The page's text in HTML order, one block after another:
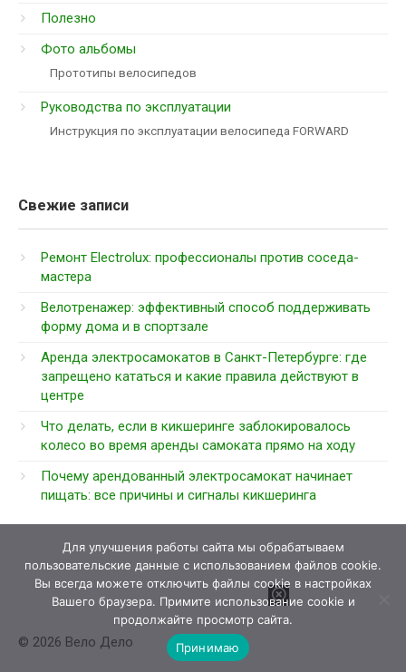
Полезно
Фото альбомы
Прототипы велосипедов
Руководства по эксплуатации
Инструкция по эксплуатации велосипеда FORWARD
Свежие записи
Ремонт Electrolux: профессионалы против соседа-
мастера
Велотренажер: эффективный способ поддерживать
форму дома и в спортзале
Аренда электросамокатов в Санкт-Петербурге: где
запрещено кататься и какие правила действуют в
центре
Что делать, если в кикшеринге заблокировалось
колесо во время аренды самоката прямо на ходу
Почему арендованный электросамокат начинает
пищать: все причины и сигналы кикшеринга
© 2026 Вело Дело
Для улучшения работы сайта мы обрабатываем
пользовательские данные с использованием файлов cookie.
Вы всегда можете отключить файлы cookie в настройках
Вашего браузера. Примите использование cookie и
продолжайте просмотр сайта.
Принимаю